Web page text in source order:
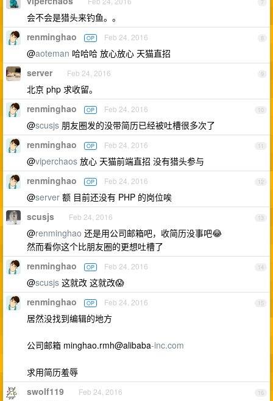
7
会不会是猎头来钓鱼。。
8
renminghao OP Feb 24, 2016
@aoteman 哈哈哈 放心放心 天猫直招
9
server Feb 24, 2016
北京 php 求收留。
10
renminghao OP Feb 24, 2016
@scusjs 朋友圈发的没带简历已经被吐槽很多次了
11
renminghao OP Feb 24, 2016
@viperchaos 放心 天猫前端直招 没有猎头参与
12
renminghao OP Feb 24, 2016
@server 额 目前还没有 PHP 的岗位唉
13
scusjs Feb 24, 2016
@renminghao 还是用公司邮箱吧，收简历没事吧😂
然而看你这个比朋友圈的更想吐槽了
14
renminghao OP Feb 24, 2016
@scusjs 这就改 这就改😱
15
renminghao OP Feb 24, 2016
居然没找到编辑的地方
公司邮箱 minghao.rmh@alibaba-inc.com
求用简历羞辱
16
swolf119 Feb 24, 2016